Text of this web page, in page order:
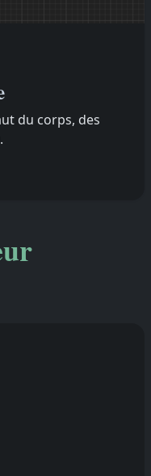
du corps, des